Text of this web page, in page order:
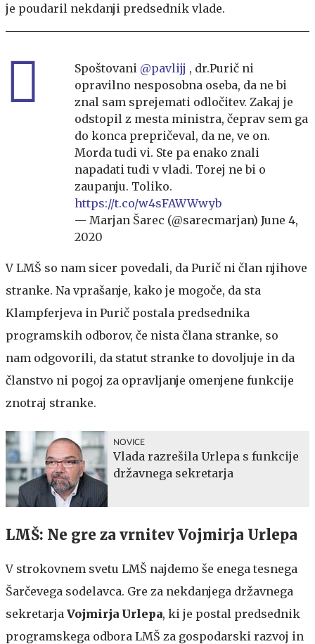
je poudaril nekdanji predsednik vlade.
Spoštovani @pavlijj , dr.Purič ni
opravilno nesposobna oseba, da ne bi
znal sam sprejemati odločitev. Zakaj je
odstopil z mesta ministra, čeprav sem ga
do konca prepričeval, da ne, ve on.
Morda tudi vi. Ste pa enako znali
napadati tudi v vladi. Torej ne bi o
zaupanju. Toliko.
https://t.co/w4sFAWWwyb
— Marjan Šarec (@sarecmarjan) June 4,
2020
V LMŠ so nam sicer povedali, da Purič ni član njihove
stranke. Na vprašanje, kako je mogoče, da sta
Klampferjeva in Purič postala predsednika
programskih odborov, če nista člana stranke, so
nam odgovorili, da statut stranke to dovoljuje in da
članstvo ni pogoj za opravljanje omenjene funkcije
znotraj stranke.
NOVICE
Vlada razrešila Urlepa s funkcije
državnega sekretarja
LMŠ: Ne gre za vrnitev Vojmirja Urlepa
V strokovnem svetu LMŠ najdemo še enega tesnega
Šarčevega sodelavca. Gre za nekdanjega državnega
sekretarja Vojmirja Urlepa, ki je postal predsednik
programskega odbora LMŠ za gospodarski razvoj in